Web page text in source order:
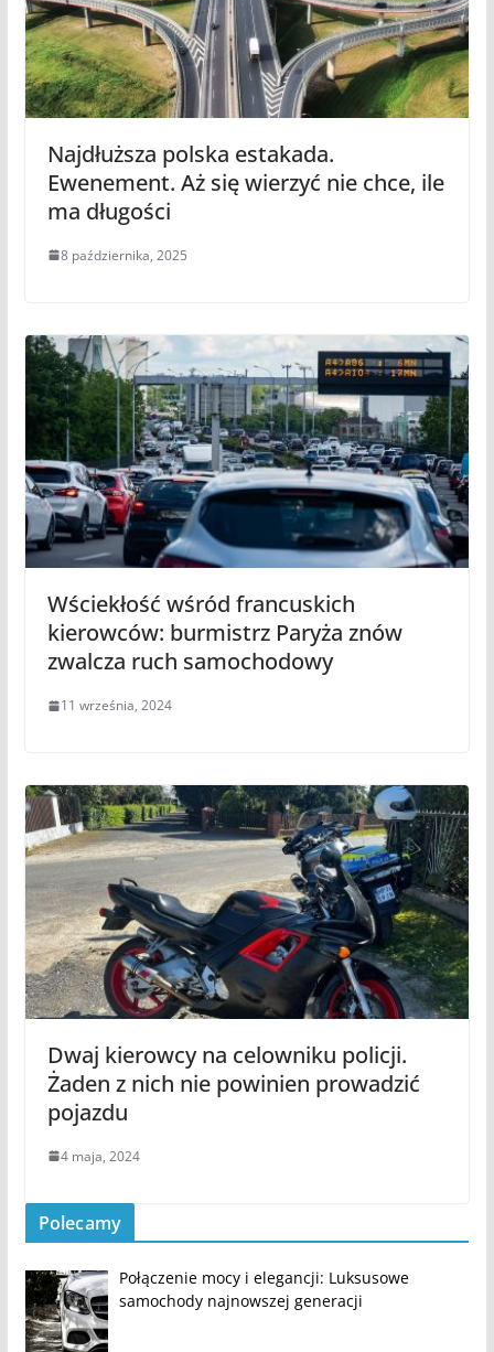
Najdłuższa polska estakada.
Ewenement. Aż się wierzyć nie chce, ile
ma długości
8 października, 2025
Wściekłość wśród francuskich
kierowców: burmistrz Paryża znów
zwalcza ruch samochodowy
11 września, 2024
Dwaj kierowcy na celowniku policji.
Żaden z nich nie powinien prowadzić
pojazdu
4 maja, 2024
Polecamy
Połączenie mocy i elegancji: Luksusowe
samochody najnowszej generacji